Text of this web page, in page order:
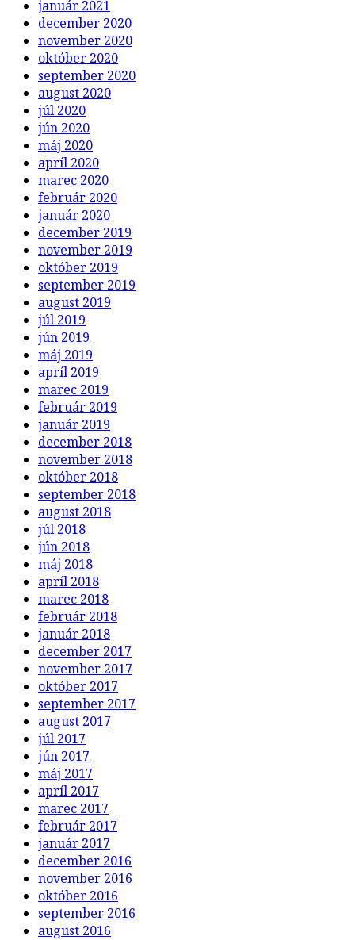
január 2021
december 2020
november 2020
október 2020
september 2020
august 2020
júl 2020
jún 2020
máj 2020
apríl 2020
marec 2020
február 2020
január 2020
december 2019
november 2019
október 2019
september 2019
august 2019
júl 2019
jún 2019
máj 2019
apríl 2019
marec 2019
február 2019
január 2019
december 2018
november 2018
október 2018
september 2018
august 2018
júl 2018
jún 2018
máj 2018
apríl 2018
marec 2018
február 2018
január 2018
december 2017
november 2017
október 2017
september 2017
august 2017
júl 2017
jún 2017
máj 2017
apríl 2017
marec 2017
február 2017
január 2017
december 2016
november 2016
október 2016
september 2016
august 2016